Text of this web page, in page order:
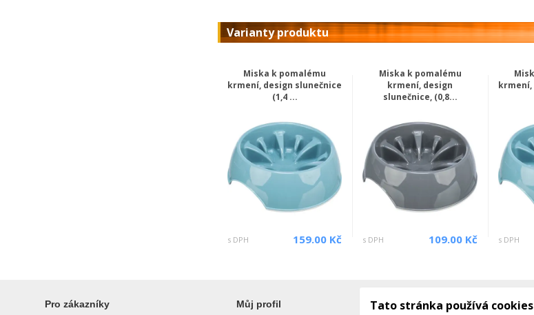
Varianty produktu
Miska k pomalému
krmení, design slunečnice
(1,4 ...
s DPH 159.00 Kč
Miska k pomalému
krmení, design
slunečnice, (0,8...
s DPH 109.00 Kč
krmení,
s DPH
Pro zákazníky Můj profil Kontakty
Tato stránka používá cookies